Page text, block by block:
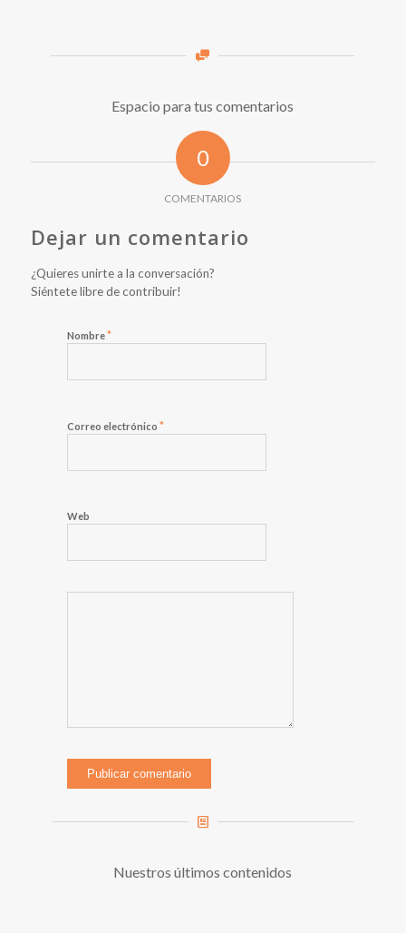
Espacio para tus comentarios
0
COMENTARIOS
Dejar un comentario
¿Quieres unirte a la conversación?
Siéntete libre de contribuir!
Nombre*
Correo electrónico *
Web
Nuestros últimos contenidos